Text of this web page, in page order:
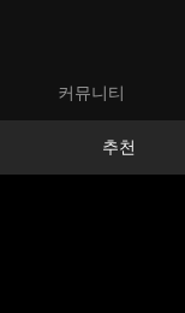
커뮤니티
추천